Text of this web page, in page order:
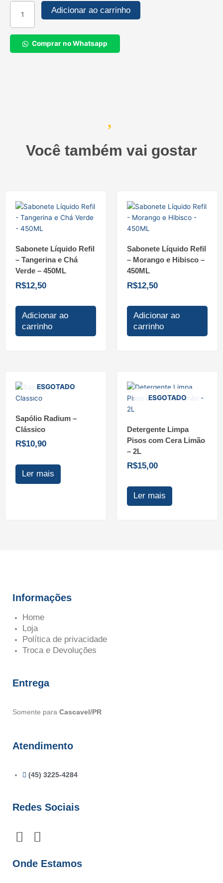
BACTERICIDA
CONCENTRADDO
SINTRA
PRO
Adicionar ao carrinho
Comprar no Whatsapp
Você também vai gostar
Sabonete Líquido Refil
– Tangerina e Chá
Verde – 450ML
R$12,50
Adicionar ao
carrinho
Sabonete Líquido Refil
– Morango e Hibisco –
450ML
R$12,50
Adicionar ao
carrinho
ESGOTADO
Sapólio Radium –
Clássico
R$10,90
Ler mais
ESGOTADO
Detergente Limpa
Pisos com Cera Limão
– 2L
R$15,00
Ler mais
Informações
Home
Loja
Política de privacidade
Troca e Devoluções
Entrega
Somente para Cascavel/PR
Atendimento
(45) 3225-4284
Redes Sociais
F
c
I
s
Onde Estamos